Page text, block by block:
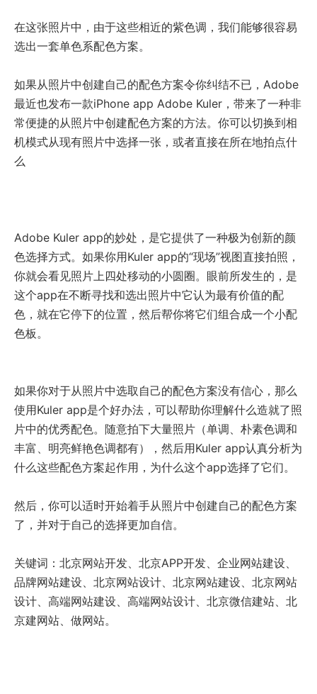
在这张照片中，由于这些相近的紫色调，我们能够很容易
选出一套单色系配色方案。
如果从照片中创建自己的配色方案令你纠结不已，Adobe
最近也发布一款iPhone app Adobe Kuler，带来了一种非
常便捷的从照片中创建配色方案的方法。你可以切换到相
机模式从现有照片中选择一张，或者直接在所在地拍点什
么
Adobe Kuler app的妙处，是它提供了一种极为创新的颜
色选择方式。如果你用Kuler app的“现场”视图直接拍照，
你就会看见照片上四处移动的小圆圈。眼前所发生的，是
这个app在不断寻找和选出照片中它认为最有价值的配
色，就在它停下的位置，然后帮你将它们组合成一个小配
色板。
如果你对于从照片中选取自己的配色方案没有信心，那么
使用Kuler app是个好办法，可以帮助你理解什么造就了照
片中的优秀配色。随意拍下大量照片（单调、朴素色调和
丰富、明亮鲜艳色调都有），然后用Kuler app认真分析为
什么这些配色方案起作用，为什么这个app选择了它们。
然后，你可以适时开始着手从照片中创建自己的配色方案
了，并对于自己的选择更加自信。
关键词：北京网站开发、北京APP开发、企业网站建设、
品牌网站建设、北京网站设计、北京网站建设、北京网站
设计、高端网站建设、高端网站设计、北京微信建站、北
京建网站、做网站。